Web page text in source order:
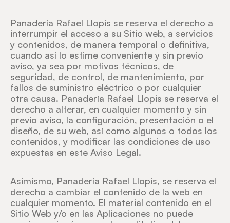
Panadería Rafael Llopis se reserva el derecho a
interrumpir el acceso a su Sitio web, a servicios
y contenidos, de manera temporal o definitiva,
cuando así lo estime conveniente y sin previo
aviso, ya sea por motivos técnicos, de
seguridad, de control, de mantenimiento, por
fallos de suministro eléctrico o por cualquier
otra causa. Panadería Rafael Llopis se reserva el
derecho a alterar, en cualquier momento y sin
previo aviso, la configuración, presentación o el
diseño, de su web, así como algunos o todos los
contenidos, y modificar las condiciones de uso
expuestas en este Aviso Legal.
Asimismo, Panadería Rafael Llopis, se reserva el
derecho a cambiar el contenido de la web en
cualquier momento. El material contenido en el
Sitio Web y/o en las Aplicaciones no puede